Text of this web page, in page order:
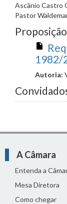
Ascânio Castro
Pastor
1982/
Autoria:
A Câmara
Entenda a
Mesa Diretora
Como chegar